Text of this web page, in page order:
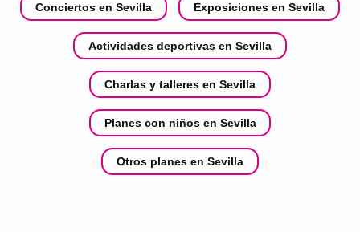
Conciertos en Sevilla Exposiciones en Sevilla
Actividades deportivas en Sevilla
Charlas y talleres en Sevilla
Planes con niños en Sevilla
Otros planes en Sevilla